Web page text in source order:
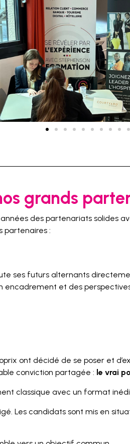
grands
des partenariats solides
partenaires :
ses futurs alternants
encadrement et des
ont décidé de se poser et
conviction partagée : le vrai
classique avec un format
Les candidats sont mis en